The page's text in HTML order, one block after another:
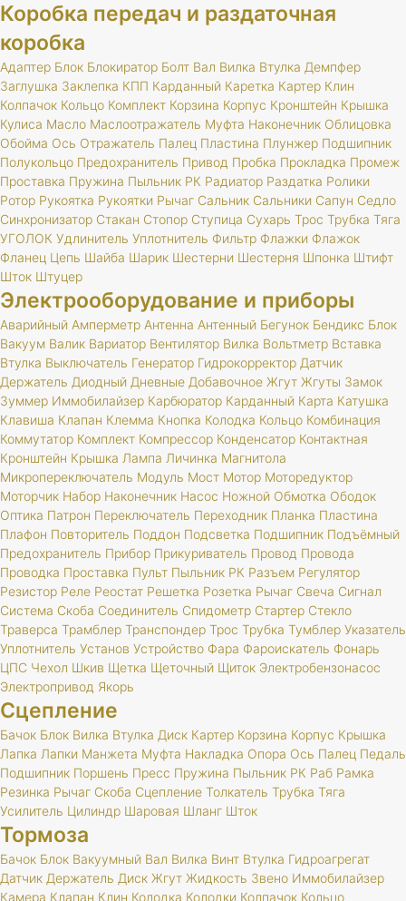
Коробка передач и раздаточная
коробка
Адаптер Блок Блокиратор Болт Вал Вилка Втулка Демпфер
Заглушка Заклепка КПП Карданный Каретка Картер Клин
Колпачок Кольцо Комплект Корзина Корпус Кронштейн Крышка
Кулиса Масло Маслоотражатель Муфта Наконечник Облицовка
Обойма Ось Отражатель Палец Пластина Плунжер Подшипник
Полукольцо Предохранитель Привод Пробка Прокладка Промеж
Проставка Пружина Пыльник РК Радиатор Раздатка Ролики
Ротор Рукоятка Рукоятки Рычаг Сальник Сальники Сапун Седло
Синхронизатор Стакан Стопор Ступица Сухарь Трос Трубка Тяга
УГОЛОК Удлинитель Уплотнитель Фильтр Флажки Флажок
Фланец Цепь Шайба Шарик Шестерни Шестерня Шпонка Штифт
Шток Штуцер
Электрооборудование и приборы
Аварийный Амперметр Антенна Антенный Бегунок Бендикс Блок
Вакуум Валик Вариатор Вентилятор Вилка Вольтметр Вставка
Втулка Выключатель Генератор Гидрокорректор Датчик
Держатель Диодный Дневные Добавочное Жгут Жгуты Замок
Зуммер Иммобилайзер Карбюратор Карданный Карта Катушка
Клавиша Клапан Клемма Кнопка Колодка Кольцо Комбинация
Коммутатор Комплект Компрессор Конденсатор Контактная
Кронштейн Крышка Лампа Личинка Магнитола
Микропереключатель Модуль Мост Мотор Моторедуктор
Моторчик Набор Наконечник Насос Ножной Обмотка Ободок
Оптика Патрон Переключатель Переходник Планка Пластина
Плафон Повторитель Поддон Подсветка Подшипник Подъёмный
Предохранитель Прибор Прикуриватель Провод Провода
Проводка Проставка Пульт Пыльник РК Разъем Регулятор
Резистор Реле Реостат Решетка Розетка Рычаг Свеча Сигнал
Система Скоба Соединитель Спидометр Стартер Стекло
Траверса Трамблер Транспондер Трос Трубка Тумблер Указатель
Уплотнитель Установ Устройство Фара Фароискатель Фонарь
ЦПС Чехол Шкив Щетка Щеточный Щиток Электробензонасос
Электропривод Якорь
Сцепление
Бачок Блок Вилка Втулка Диск Картер Корзина Корпус Крышка
Лапка Лапки Манжета Муфта Накладка Опора Ось Палец Педаль
Подшипник Поршень Пресс Пружина Пыльник РК Раб Рамка
Резинка Рычаг Скоба Сцепление Толкатель Трубка Тяга
Усилитель Цилиндр Шаровая Шланг Шток
Тормоза
Бачок Блок Вакуумный Вал Вилка Винт Втулка Гидроагрегат
Датчик Держатель Диск Жгут Жидкость Звено Иммобилайзер
Камера Клапан Клин Колодка Колодки Колпачок Кольцо